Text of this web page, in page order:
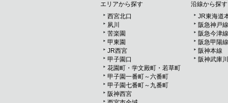
エリアから探す
西宮北口
夙川
苦楽園
甲東園
JR西宮
甲子園口
花園町・学文殿町・若草町
甲子園一番町～六番町
甲子園七番町～九番町
阪神西宮
沿線から探す
JR東海道
阪急神戸線
阪急今津線
阪急甲陽線
阪神本線
阪神武庫